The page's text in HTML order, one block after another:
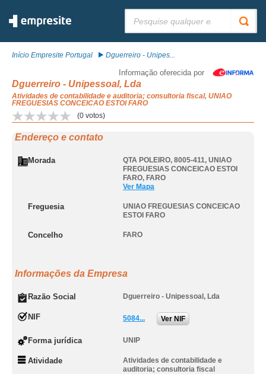
Início Empresite Portugal Dguerreiro - Unipes...
Informação oferecida por
Dguerreiro - Unipessoal, Lda
Atividades de contabilidade e auditoria; consultoria fiscal, UNIAO
FREGUESIAS CONCEICAO ESTOI FARO
(0 votos)
Endereço e contato
Morada QTA POLEIRO, 8005-411, UNIAO
FREGUESIAS CONCEICAO ESTOI
FARO, FARO
Ver Mapa
Freguesia
UNIAO FREGUESIAS CONCEICAO
ESTOI FARO
Concelho FARO
Informações da Empresa
Razão Social Dguerreiro - Unipessoal, Lda
NIF 5084... Ver NIF
Forma jurídica UNIP
Atividade
Atividades de contabilidade e
auditoria; consultoria fiscal